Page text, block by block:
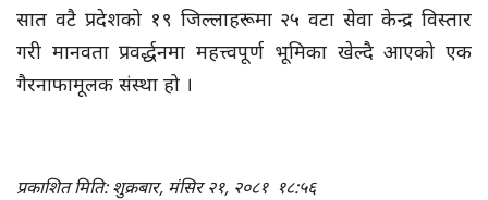
सात वटै प्रदेशको १९ जिल्लाहरूमा २५ वटा सेवा केन्द्र विस्तार
गरी मानवता प्रवर्द्धनमा महत्त्वपूर्ण भूमिका खेल्दै आएको एक
गैरनाफामूलक संस्था हो ।
प्रकाशित मिति: शुक्रबार, मंसिर २१, २०८१ १८:५६